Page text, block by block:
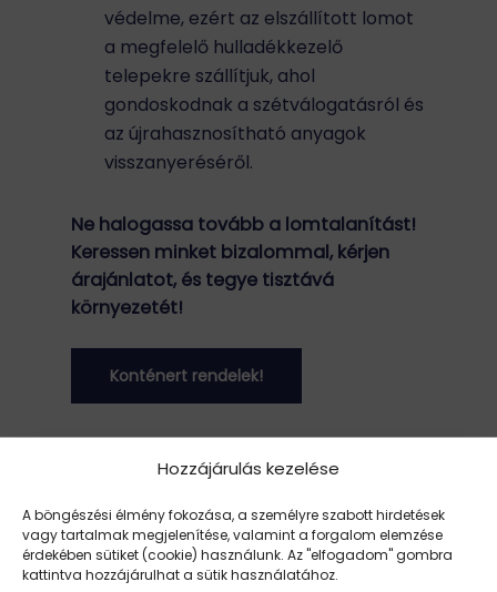
Hozzájárulás kezelése
A böngészési élmény fokozása, a személyre szabott hirdetések
vagy tartalmak megjelenítése, valamint a forgalom elemzése
érdekében sütiket (cookie) használunk. Az "elfogadom" gombra
kattintva hozzájárulhat a sütik használatához.
védelme, ezért az elszállított lomot
a megfelelő hulladékkezelő
telepekre szállítjuk, ahol
gondoskodnak a szétválogatásról és
az újrahasznosítható anyagok
visszanyeréséről.
Ne halogassa tovább a lomtalanítást!
Keressen minket bizalommal, kérjen
árajánlatot, és tegye tisztává
környezetét!
Konténert rendelek!